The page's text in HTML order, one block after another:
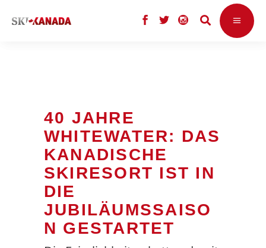
40 JAHRE
WHITEWATER: DAS
KANADISCHE
SKIRESORT IST IN
DIE
JUBILÄUMSSAISO
N GESTARTET